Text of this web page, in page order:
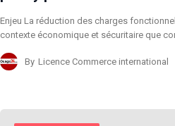
Enjeu La réduction des charges
contexte économique et sécuritaire que
By Licence Commerce international